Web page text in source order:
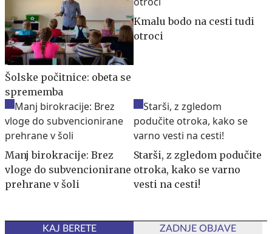
Šolske počitnice: obeta se
sprememba
Kmalu bodo na cesti tudi
otroci
Manj birokracije: Brez
vloge do subvencionirane
prehrane v šoli
Starši, z zgledom podučite
otroka, kako se varno
vesti na cesti!
KAJ BERETE ZADNJE OBJAVE